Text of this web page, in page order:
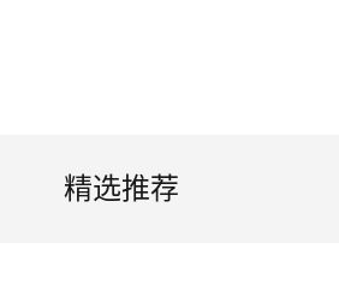
精选推荐